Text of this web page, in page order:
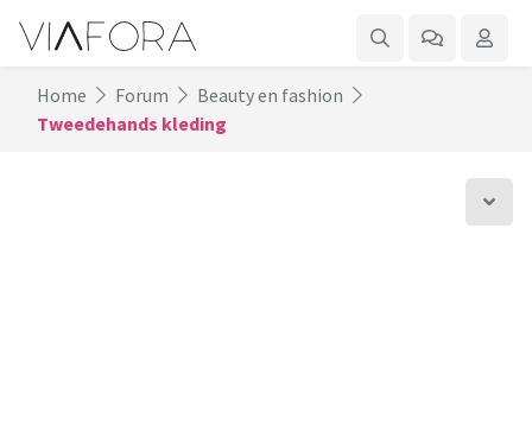
Home Forum
Beauty en fashion
Tweedehands kleding